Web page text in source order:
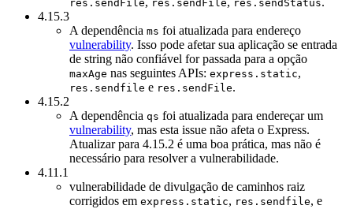
res.sendFile
res.sendFile res.sendStatus
4.15.3
A dependência ms foi atualizada para endereço
vulnerability. Isso pode afetar sua aplicação se entrada
de string não confiável for passada para a opção
maxAge nas seguintes APIs: express.static,
res.sendfile e res.sendFile.
4.15.2
A dependência qs foi atualizada para endereçar um
vulnerability, mas esta issue não afeta o Express.
Atualizar para 4.15.2 é uma boa prática, mas não é
necessário para resolver a vulnerabilidade.
4.11.1
vulnerabilidade de divulgação de caminhos raiz
corrigidos em express.static, res.sendfile, e